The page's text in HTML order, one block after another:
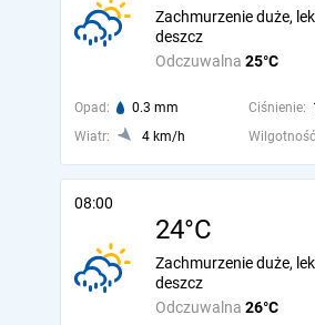
Odczuwalna 25°C
Zachmurzenie duże,
deszcz
Opad: 0.3 mm Ciśnienie:
Wiatr:
4 km/h
08:00
24°C
Odczuwalna 26°C
Zachmurzenie duże,
deszcz